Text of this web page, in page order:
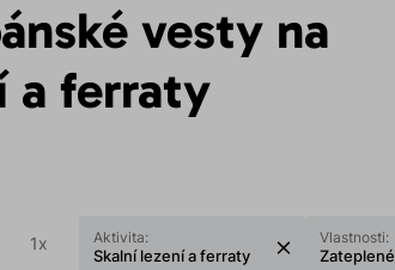
vesty na
a ferraty
1x Aktivita:
Skalní lezení a ferraty
Vlastnosti:
Zateplené